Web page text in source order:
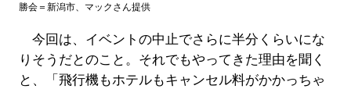
勝会＝新潟市、マックさん提供
今回は、イベントの中止でさらに半分くらいにな
りそうだとのこと。それでもやってきた理由を聞く
と、「飛行機もホテルもキャンセル料がかかっちゃ